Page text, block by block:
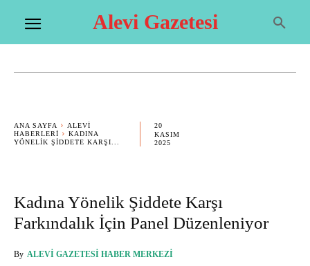
Alevi Gazetesi
ANA SAYFA
ALEVI
HABERLERI
KADINA
YÖNELIK ŞIDDETE KARŞI...
20
KASIM
2025
Kadına Yönelik Şiddete Karşı
Farkındalık İçin Panel Düzenleniyor
By ALEVI GAZETESI HABER MERKEZI